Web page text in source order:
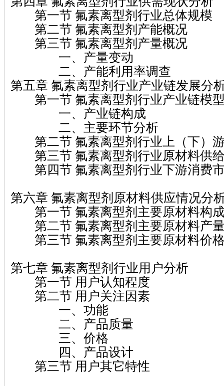
第一节 氟素离型剂行业总体规模
第二节 氟素离型剂产能概况
第三节 氟素离型剂产量概况
一、产量变动
二、产能利用率调查
第五章 氟素离型剂行业产业链发展分
第一节 氟素离型剂行业产业链模
一、产业链构成
二、主要环节分析
第二节 氟素离型剂行业上（下）
第三节 氟素离型剂行业原材料供
第四节 氟素离型剂行业下游消费
第六章 氟素离型剂原材料供应情况分
第一节 氟素离型剂主要原材料构
第二节 氟素离型剂主要原材料产
第三节 氟素离型剂主要原材料价
第七章 氟素离型剂行业用户分析
第一节 用户认知程度
第二节 用户关注因素
一、功能
二、产品质量
三、价格
四、产品设计
第三节 用户其它特性